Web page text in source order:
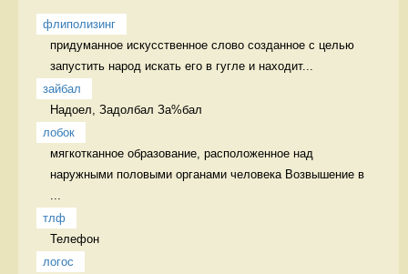
флиполизинг
придуманное искусственное слово созданное с целью
запустить народ искать его в гугле и находит...
зайбал
Надоел, Задолбал За%бал
лобок
мягкотканное образование, расположенное над
наружными половыми органами человека Возвышение в
тлф
Телефон
логос